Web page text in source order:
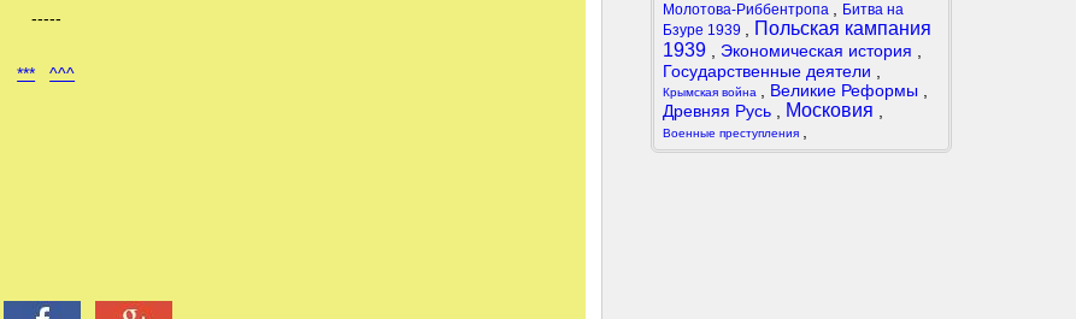
-----
*** ^^^
Молотова-Риббентропа
Битва на
Бзуре 1939
Польская кампания
1939
Экономическая история
Государственные деятели
Крымская война Великие Реформы
Древняя Русь
Московия
Военные преступления